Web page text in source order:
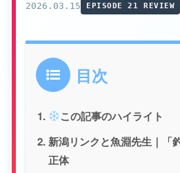
2026.03.15 EPISODE 21 REVIEW
目次
この記事のハイライト
新潟リンクと魚淵先生｜「
正体